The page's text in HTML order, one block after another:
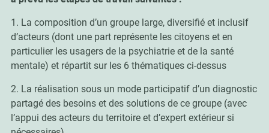
1. La composition d’un groupe large, diversifié et inclusif
d’acteurs (dont une part représente les citoyens et en
particulier les usagers de la psychiatrie et de la santé
mentale) et répartit sur les 6 thématiques ci-dessus
2. La réalisation sous un mode participatif d’un diagnostic
partagé des besoins et des solutions de ce groupe (avec
l’appui des acteurs du territoire et d’expert extérieur si